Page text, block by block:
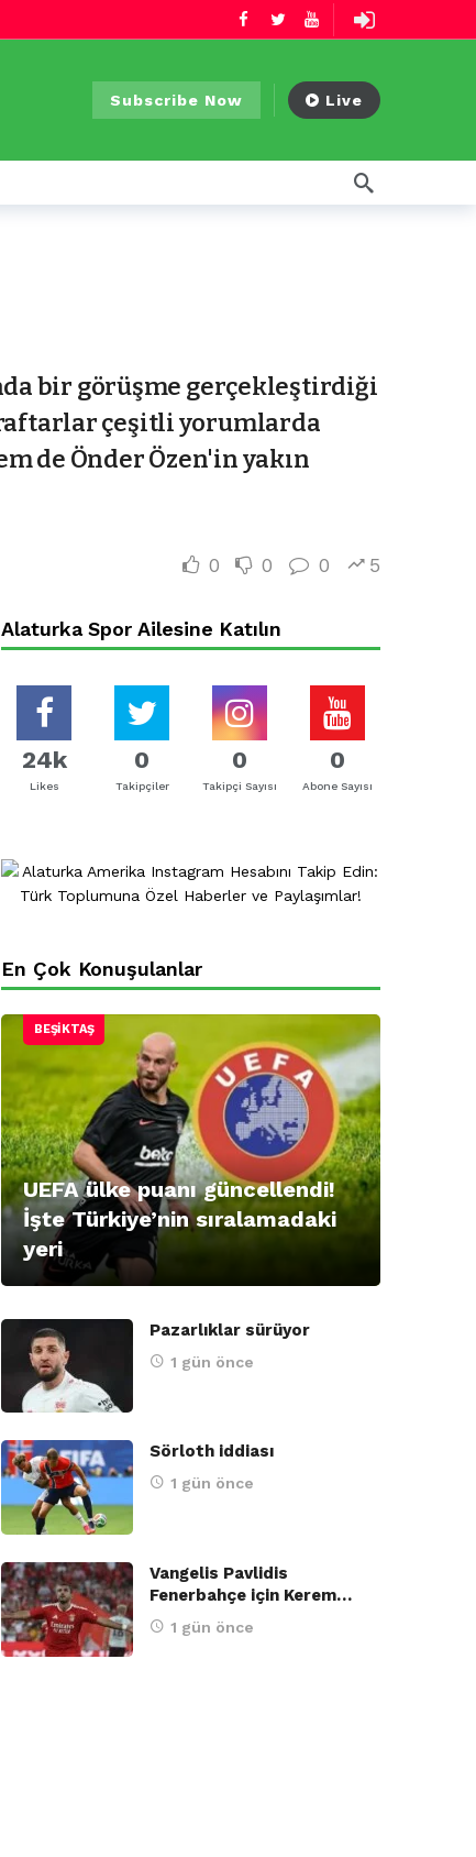
Subscribe Now Live
bir görüşme gerçekleştirdiği
çeşitli yorumlarda
de Önder Özen'in yakın
0 0 0 5
Alaturka Spor Ailesine Katılın
24k
Likes
0
Takipçiler
0
Takipçi Sayısı
0
Abone Sayısı
En Çok Konuşulanlar
BEŞIKTAŞ
UEFA ülke puanı güncellendi!
İşte Türkiye’nin sıralamadaki
yeri
Pazarlıklar sürüyor
1 gün önce
Sörloth iddiası
1 gün önce
Vangelis Pavlidis
Fenerbahçe için Kerem…
1 gün önce